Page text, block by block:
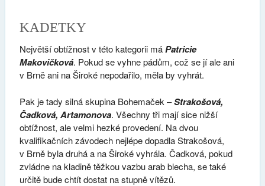
KADETKY
Největší obtížnost v této kategorii máPatricie
Makovičková. Pokud se vyhne pádům, což se jí ale ani
v Brně ani na Široké nepodařilo, měla by vyhrát.
Pak je tady silná skupina Bohemaček –Strakošová,
Čadková, Artamonova. Všechny tři mají sice nižší
obtížnost, ale velmi hezké provedení. Na dvou
kvalifikačních závodech nejlépe dopadla Strakošová,
v Brně byla druhá a na Široké vyhrála. Čadková, pokud
zvládne na kladině těžkou vazbu arab blecha, se také
určitě bude chtít dostat na stupně vítězů.